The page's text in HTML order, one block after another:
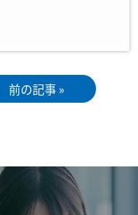
前の記事 »